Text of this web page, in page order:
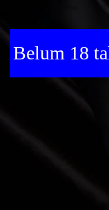
Belum 18